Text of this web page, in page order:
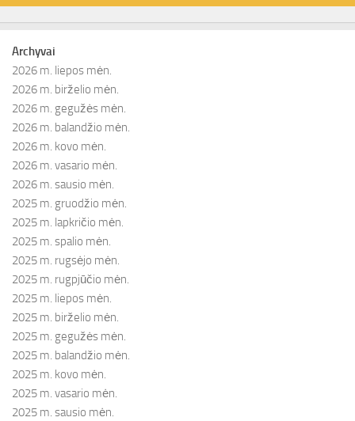
Archyvai
2026 m. liepos mėn.
2026 m. birželio mėn.
2026 m. gegužės mėn.
2026 m. balandžio mėn.
2026 m. kovo mėn.
2026 m. vasario mėn.
2026 m. sausio mėn.
2025 m. gruodžio mėn.
2025 m. lapkričio mėn.
2025 m. spalio mėn.
2025 m. rugsėjo mėn.
2025 m. rugpjūčio mėn.
2025 m. liepos mėn.
2025 m. birželio mėn.
2025 m. gegužės mėn.
2025 m. balandžio mėn.
2025 m. kovo mėn.
2025 m. vasario mėn.
2025 m. sausio mėn.